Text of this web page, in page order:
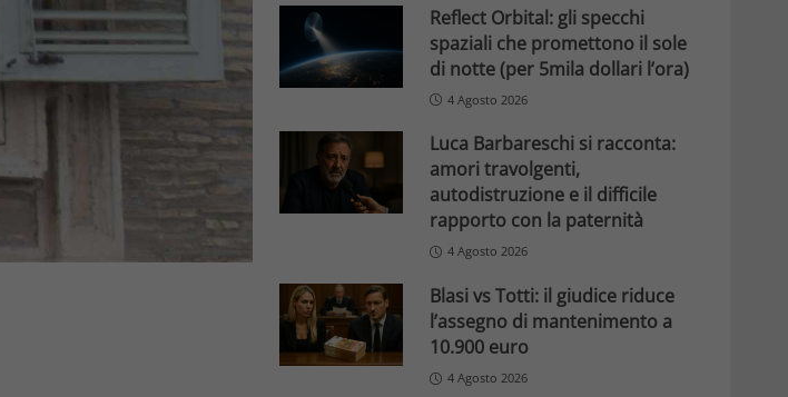
Reflect Orbital: gli specchi
spaziali che promettono il sole
di notte (per 5mila dollari l’ora)
4 Agosto 2026
Luca Barbareschi si racconta:
amori travolgenti,
autodistruzione e il difficile
rapporto con la paternità
4 Agosto 2026
Blasi vs Totti: il giudice riduce
l’assegno di mantenimento a
10.900 euro
4 Agosto 2026